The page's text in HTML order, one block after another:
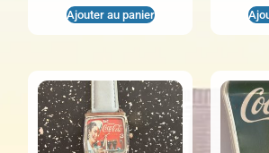
Ajouter au panier